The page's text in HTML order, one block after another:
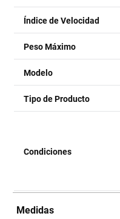
Índice de Velocidad
Peso Máximo
Modelo
Tipo de Producto
Condiciones
Medidas